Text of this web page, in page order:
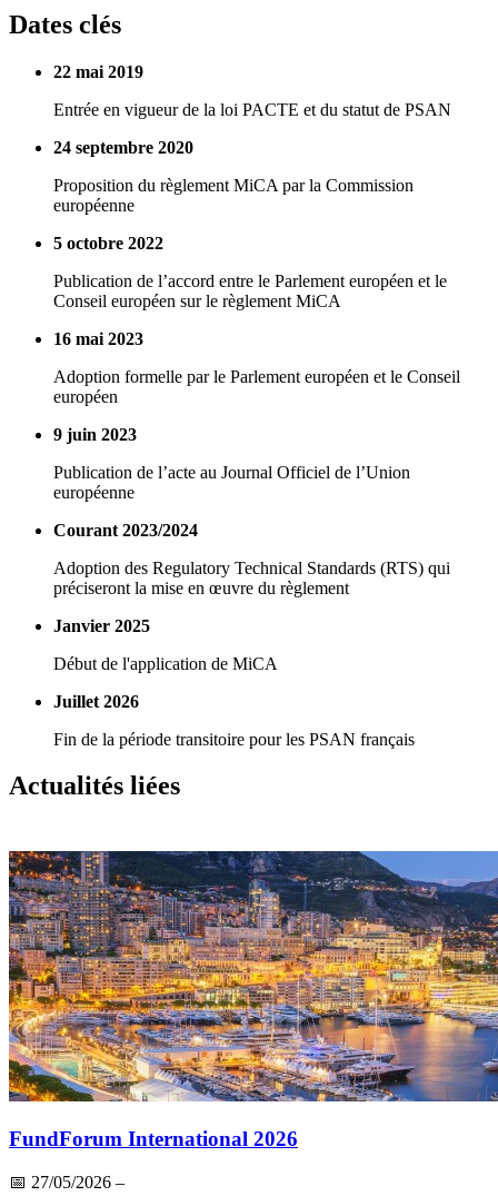
Dates clés
22 mai 2019
Entrée en vigueur de la loi PACTE et du statut de PSAN
24 septembre 2020
Proposition du règlement MiCA par la Commission
européenne
5 octobre 2022
Publication de l’accord entre le Parlement européen et le
Conseil européen sur le règlement MiCA
16 mai 2023
Adoption formelle par le Parlement européen et le Conseil
européen
9 juin 2023
Publication de l’acte au Journal Officiel de l’Union
européenne
Courant 2023/2024
Adoption des Regulatory Technical Standards (RTS) qui
préciseront la mise en œuvre du règlement
Janvier 2025
Début de l'application de MiCA
Juillet 2026
Fin de la période transitoire pour les PSAN français
Actualités liées
FundForum International 2026
📅 27/05/2026 –